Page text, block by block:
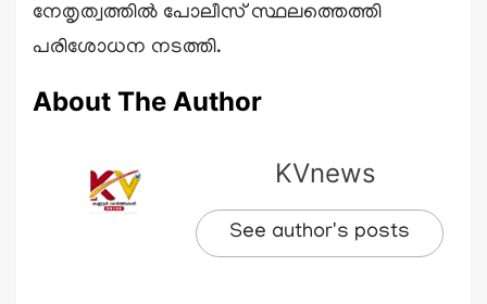
നേതൃത്വത്തില്‍ പോലീസ് സ്ഥലത്തെത്തി
പരിശോധന നടത്തി.
About The Author
KVnews
See author's posts